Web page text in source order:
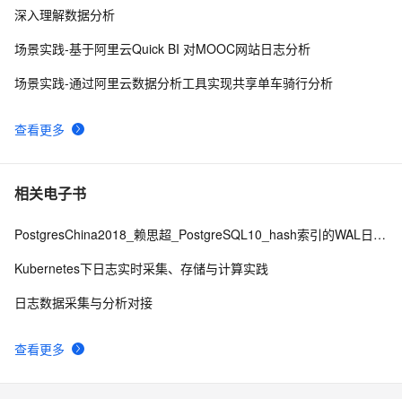
10Pandas实战案例：电商数据分析的实践与挑战
查看更多
深入理解数据分析
场景实践-基于阿里云Quick BI 对MOOC网站日志分析
场景实践-通过阿里云数据分析工具实现共享单车骑行分析
相关电子书
查看更多
PostgresChina2018_赖思超_PostgreSQL10_hash索引的WAL日志修改版final
Kubernetes下日志实时采集、存储与计算实践
日志数据采集与分析对接